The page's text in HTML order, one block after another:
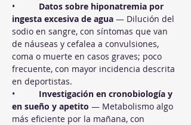
• Datos sobre hiponatremia por
ingesta excesiva de agua — Dilución del
sodio en sangre, con síntomas que van
de náuseas y cefalea a convulsiones,
coma o muerte en casos graves; poco
frecuente, con mayor incidencia descrita
en deportistas.
• Investigación en cronobiología y
en sueño y apetito — Metabolismo algo
más eficiente por la mañana, con